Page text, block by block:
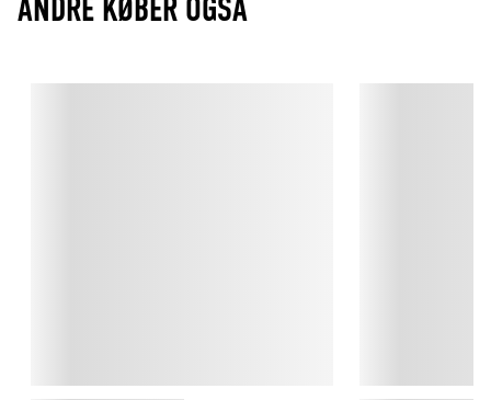
ANDRE KØBER OGSÅ